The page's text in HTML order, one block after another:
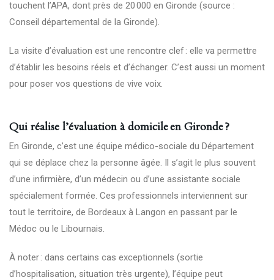
touchent l’APA, dont près de 20 000 en Gironde (source :
Conseil départemental de la Gironde).
La visite d’évaluation est une rencontre clef : elle va permettre
d’établir les besoins réels et d’échanger. C’est aussi un moment
pour poser vos questions de vive voix.
Qui réalise l’évaluation à domicile en Gironde ?
En Gironde, c’est une équipe médico-sociale du Département
qui se déplace chez la personne âgée. Il s’agit le plus souvent
d’une infirmière, d’un médecin ou d’une assistante sociale
spécialement formée. Ces professionnels interviennent sur
tout le territoire, de Bordeaux à Langon en passant par le
Médoc ou le Libournais.
À noter : dans certains cas exceptionnels (sortie
d’hospitalisation, situation très urgente), l’équipe peut